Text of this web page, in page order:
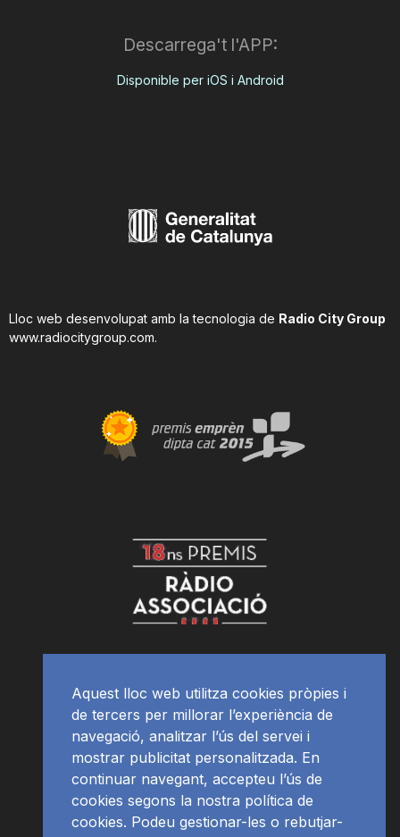
Descarrega't l'APP:
Disponible per iOS i Android
Lloc web desenvolupat amb la tecnologia de Radio City Group
www.radiocitygroup.com.
Aquest lloc web utilitza cookies pròpies i
de tercers per millorar l’experiència de
navegació, analitzar l’ús del servei i
mostrar publicitat personalitzada. En
continuar navegant, accepteu l’ús de
cookies segons la nostra política de
cookies. Podeu gestionar-les o rebutjar-